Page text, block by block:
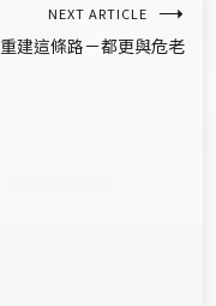
NEXT ARTICLE
重建這條路－都更與危老